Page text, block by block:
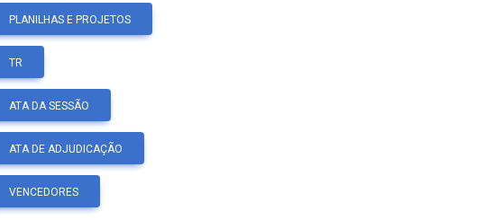
PLANILHAS E PROJETOS
TR
ATA DA SESSÃO
ATA DE ADJUDICAÇÃO
VENCEDORES